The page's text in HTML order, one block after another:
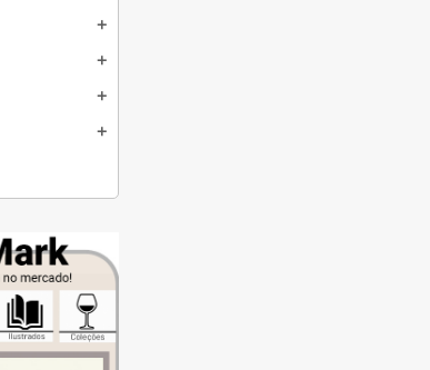
add
add
add
add